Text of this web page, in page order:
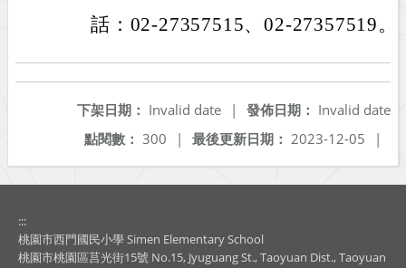
話：02-27357515、02-27357519。
發佈日期： Invalid date
下架日期： Invalid date
|
最後更新日期： 2023-12-05 |
點閱數： 300 |
:::
桃園市西門國民小學 Simen Elementary School
桃園市桃園區莒光街15號 No.15, Jyuguang St., Taoyuan Dist., Taoyuan